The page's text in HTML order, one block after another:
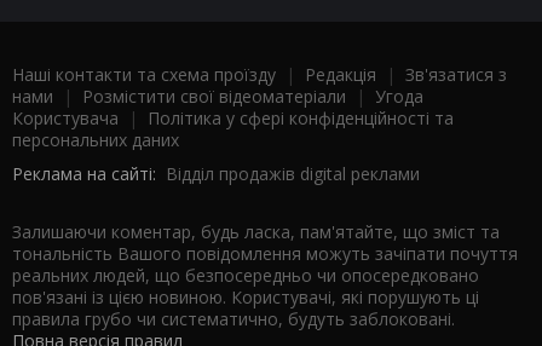
Наші контакти та схема проїзду | Редакція | Зв'язатися з
нами | Розмістити свої відеоматеріали | Угода
Користувача |
Політика у сфері конфіденційності та
персональних даних
Реклама на сайті: Відділ продажів digital реклами
Залишаючи коментар, будь ласка, пам'ятайте, що зміст та
тональність Вашого повідомлення можуть зачіпати почуття
реальних людей, що безпосередньо чи опосередковано
пов'язані із цією новиною. Користувачі, які порушують ці
правила грубо чи систематично, будуть заблоковані.
Повна версія правил